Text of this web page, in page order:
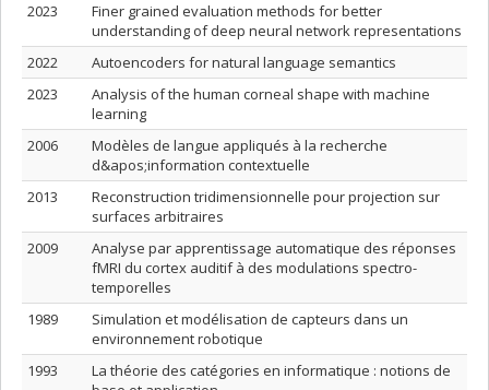
2023
Finer grained evaluation methods for better
understanding of deep neural network representations
2022
Autoencoders for natural language semantics
2023
Analysis of the human corneal shape with machine
learning
2006
Modèles de langue appliqués à la recherche
d&apos;information contextuelle
2013
Reconstruction tridimensionnelle pour projection sur
surfaces arbitraires
2009
Analyse par apprentissage automatique des réponses
fMRI du cortex auditif à des modulations spectro-
temporelles
1989
Simulation et modélisation de capteurs dans un
environnement robotique
1993
La théorie des catégories en informatique : notions de